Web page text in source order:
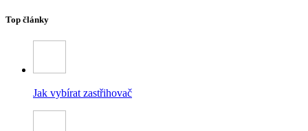
Top články
Jak vybírat zastřihovač